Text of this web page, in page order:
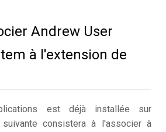
Andrew User
à l'extension de
est déjà installée sur
suivante consistera à l'associer à